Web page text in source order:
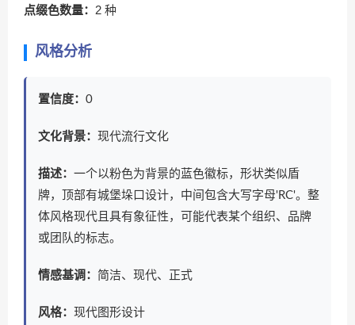
点缀色数量： 2 种
风格分析
置信度： 0
文化背景： 现代流行文化
描述： 一个以粉色为背景的蓝色徽标，形状类似盾
牌，顶部有城堡垛口设计，中间包含大写字母'RC'。整
体风格现代且具有象征性，可能代表某个组织、品牌
或团队的标志。
情感基调： 简洁、现代、正式
风格： 现代图形设计